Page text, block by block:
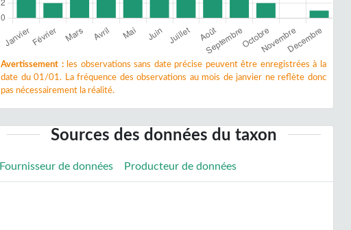
Avertissement :les observations sans date précise peuvent être enregistrées à la
date du 01/01. La fréquence des observations au mois de janvier ne reflète donc
pas nécessairement la réalité.
Sources des données du taxon
Fournisseur de données Producteur de données